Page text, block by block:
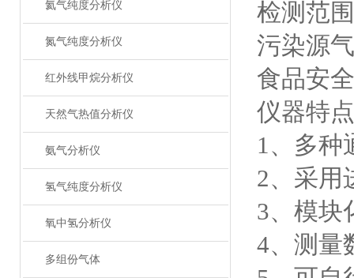
氦气纯度分析仪
氮气纯度分析仪
红外线甲烷分析仪
天然气热值分析仪
氨气分析仪
氢气纯度分析仪
氧中氢分析仪
多组份气体
检测范
污染源
食品安
仪器特
1、多种
2、采用
3、模块
4、测量